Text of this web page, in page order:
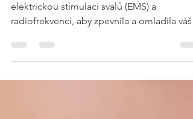
RenaFace lifting
elektrickou stimulaci svalů (EMS) a
radiofrekvenci, aby zpevnila a omladila váš
obličej